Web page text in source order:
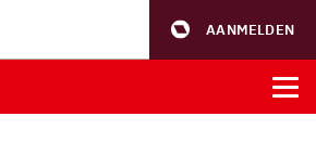
AANMELDEN